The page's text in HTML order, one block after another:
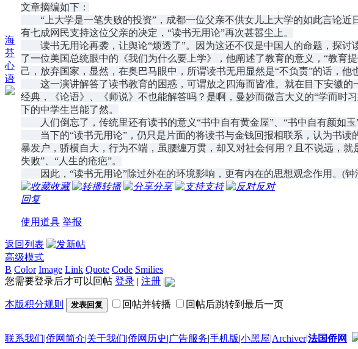
海
芬
心
语
文章摘编如下：
“上大学是一笔失败的投资”，成都一位父亲不供女儿上大学的如此言论近
有七成网民支持这位父亲的决定，“读书无用论”再次甚嚣尘上。
读书无用论再袭，让舆论“烦透了”。因为这还不仅是中国人的命题，探讨
了一位美国总统眼中的《我们为什么要上学》，他阐述了教育的意义，“教育
己，放弃国家，显然，在奥巴马眼中，所谓读书无用显然是“不负责”的话，他
这一演讲解答了读书教育的困惑，可谓放之四海而皆准。就在目下安徽的
经典，《论语》、《师说》不也能解答吗？是啊，曼妙而微言大义的“学而时
下的中学生岂能了然。
人们倒忘了，传统里还有读书的意义“书中自有黄金屋”、“书中自有颜如玉
当下的“读书无用论”，仍只是片面的将读书与金钱回报相联系，认为书读
暴发户，骄横自大，行为不端，虽腰缠万贯，却又对社会何用？且不说远，
失败”、“人生的疮疤”。
因此，“读书无用论”除过外在的环境影响，更有内在的思想观念作用。(钟
收藏
转播 分享 支持
反对
回复
使用道具 举报
返回列表
高级模式
B Color Image Link Quote Code Smilies
您需要登录后才可以回帖 登录 | 注册 |
本版积分规则 发表回复 回帖并转播 回帖后跳转到最后一页
联系我们|侨网简介|关于我们|侨网历史|广告服务|手机版|小黑屋|Archiver|法国侨网